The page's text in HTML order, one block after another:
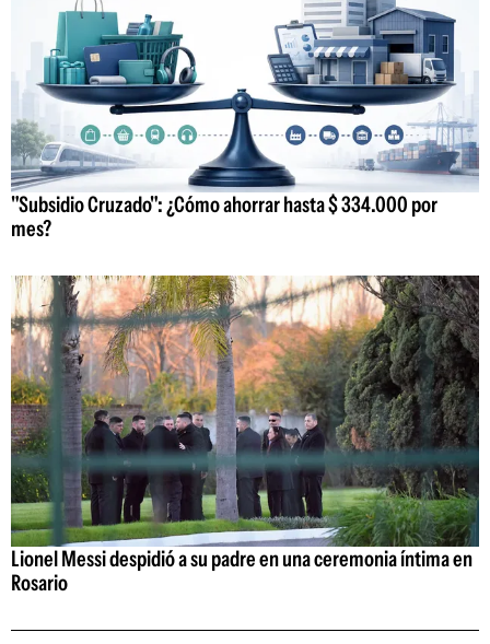
"Subsidio Cruzado": ¿Cómo ahorrar hasta $ 334.000 por
mes?
Lionel Messi despidió a su padre en una ceremonia íntima en
Rosario